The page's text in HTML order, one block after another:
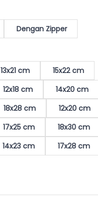
Dengan Zipper
13x21 cm
15x22 cm
12x18 cm
14x20 cm
18x28 cm
12x20 cm
17x25 cm
18x30 cm
14x23 cm
17x28 cm